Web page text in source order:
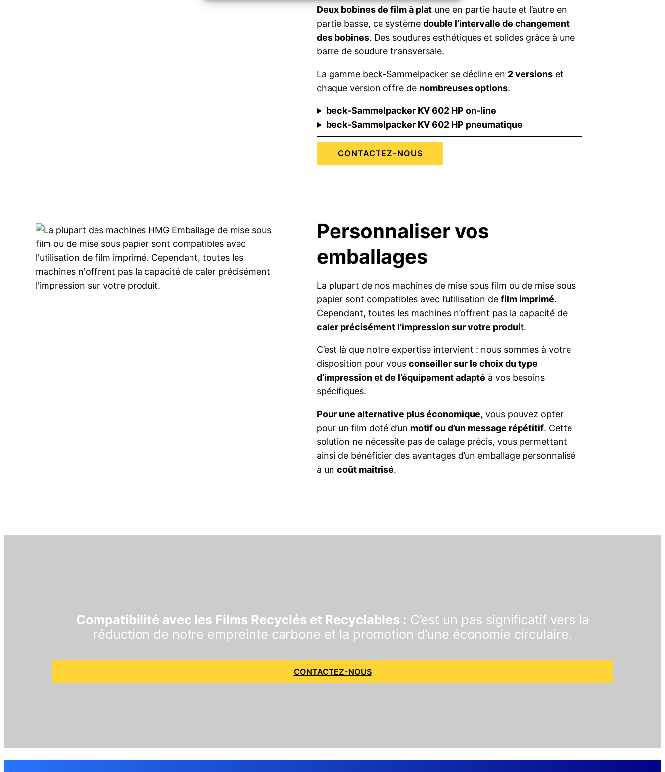
Deux bobines de film à plat une en partie haute et l’autre en
partie basse, ce système double l’intervalle de changement
des bobines. Des soudures esthétiques et solides grâce à une
barre de soudure transversale.
La gamme beck-Sammelpacker se décline en 2 versions et
chaque version offre de nombreuses options.
beck-Sammelpacker KV 602 HP on-line
beck-Sammelpacker KV 602 HP pneumatique
CONTACTEZ-NOUS
Personnaliser vos
emballages
La plupart de nos machines de mise sous film ou de mise sous
papier sont compatibles avec l’utilisation de film imprimé.
Cependant, toutes les machines n’offrent pas la capacité de
caler précisément l’impression sur votre produit.
C’est là que notre expertise intervient : nous sommes à votre
disposition pour vous conseiller sur le choix du type
d’impression et de l’équipement adapté à vos besoins
spécifiques.
Pour une alternative plus économique, vous pouvez opter
pour un film doté d’un motif ou d’un message répétitif. Cette
solution ne nécessite pas de calage précis, vous permettant
ainsi de bénéficier des avantages d’un emballage personnalisé
à un coût maîtrisé.
Compatibilité avec les Films Recyclés et Recyclables : C’est un pas significatif vers la
réduction de notre empreinte carbone et la promotion d’une économie circulaire.
CONTACTEZ-NOUS